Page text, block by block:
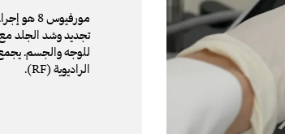
مورفيوس
تجديد وشد الجلد مع
الراديوية (RF).